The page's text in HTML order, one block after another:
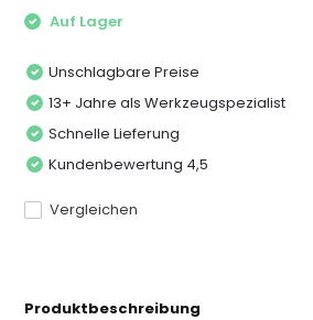
Auf Lager
Unschlagbare Preise
13+ Jahre als Werkzeugspezialist
Schnelle Lieferung
Kundenbewertung 4,5
Vergleichen
Produktbeschreibung